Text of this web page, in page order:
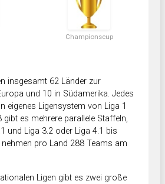
Championscup
insgesamt 62 Länder zur
und 10 in Südamerika. Jedes
eigenes Ligensystem von Liga 1
gibt es mehrere parallele Staffeln,
und Liga 3.2 oder Liga 4.1 bis
pro Land 288 Teams am
Ligen gibt es zwei große